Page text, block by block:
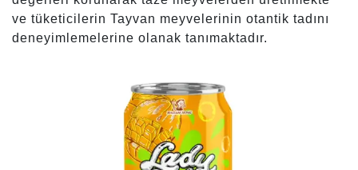
ve tüketicilerin Tayvan meyvelerinin otantik tadını
deneyimlemelerine olanak tanımaktadır.